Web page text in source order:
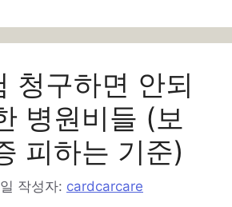
청구하면 안되
병원비들 (보
피하는 기준)
작성자: cardcarcare